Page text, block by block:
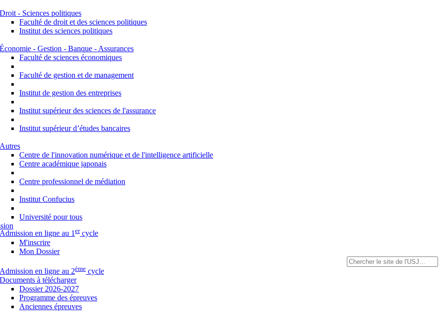
Droit - Sciences politiques
Faculté de droit et des sciences politiques
Institut des sciences politiques
Économie - Gestion - Banque - Assurances
Faculté de sciences économiques
Faculté de gestion et de management
Institut de gestion des entreprises
Institut supérieur des sciences de l'assurance
Institut supérieur d’études bancaires
Autres
Centre de l'innovation numérique et de l'intelligence artificielle
Centre académique japonais
Centre professionnel de médiation
Institut Confucius
Université pour tous
Admission en ligne au 1ercycle
M'inscrire
Mon Dossier
Admission en ligne au 2ème cycle
Documents à télécharger
Dossier 2026-2027
Programme des épreuves
Anciennes épreuves